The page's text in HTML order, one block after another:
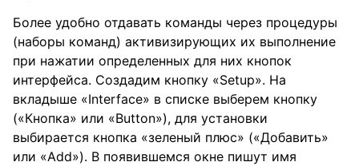
Более удобно отдавать команды через процедуры
(наборы команд) активизирующих их выполнение
при нажатии определенных для них кнопок
интерфейса. Создадим кнопку «Setup». На
вкладыше «Interface» в списке выберем кнопку
(«Кнопка» или «Button»), для установки
выбирается кнопка «зеленый плюс» («Добавить»
или «Add»). В появившемся окне пишут имя